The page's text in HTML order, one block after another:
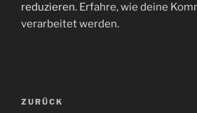
reduzieren. Erfahre, wie deine
verarbeitet werden.
Beitragsnavigation
Vorheriger
ZURÜCK